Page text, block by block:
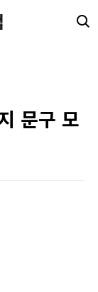
문구 모